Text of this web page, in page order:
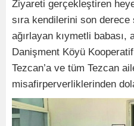
Ziyareti gerçekleştiren
sıra kendilerini son
ağırlayan kıymetli babası,
Danişment Köyü
Tezcan’a ve tüm Tezcan
misafirperverliklerinden